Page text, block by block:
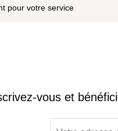
pour votre service
vous et